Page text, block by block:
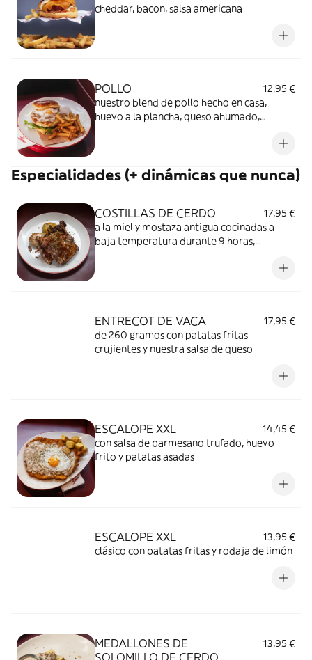
cheddar, bacon, salsa americana
POLLO
12,95 €
nuestro blend de pollo hecho en casa,
huevo a la plancha, queso ahumado,
Especialidades (+ dinámicas que nunca)
COSTILLAS DE CERDO
17,95 €
a la miel y mostaza antigua cocinadas a
baja temperatura durante 9 horas,
ENTRECOT DE VACA
17,95 €
de 260 gramos con patatas fritas
crujientes y nuestra salsa de queso
ESCALOPE XXL
14,45 €
con salsa de parmesano trufado, huevo
frito y patatas asadas
ESCALOPE XXL
13,95 €
clásico con patatas fritas y rodaja de limón
MEDALLONES DE
SOLOMILLO DE CERDO
13,95 €